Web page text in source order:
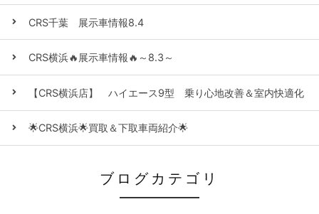
CRS千葉 展示車情報8.4
CRS横浜🔥展示車情報🔥～8.3～
【CRS横浜店】 ハイエース9型 乗り心地改善＆室内快適化
🌟CRS横浜🌟買取＆下取車両紹介🌟
ブログカテゴリ